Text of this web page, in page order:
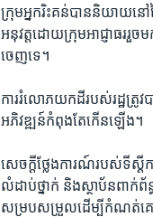
ក្រុម​អ្នក​រិះគន់​បាន​និយាយ​នៅ​ថ្
អនុវត្ត​ដោយ​ក្រុម​អាជ្ញាធរ​
ចេញ​ទេ។
ការ​រំលោភ​យក​ដី​របស់​រដ្ឋ​ត្រូវ​
អភិវឌ្ឍន៍​កំពុង​តែ​កើន​ឡើង។
សេចក្តី​ថ្លែង​ការណ៍​របស់​ទីស្តីក
លំដាប់​ថ្នាក់​ និង​ស្ថាប័ន​ពាក់
សម្រប​សម្រួលដើម្បី​កំណត់​គ